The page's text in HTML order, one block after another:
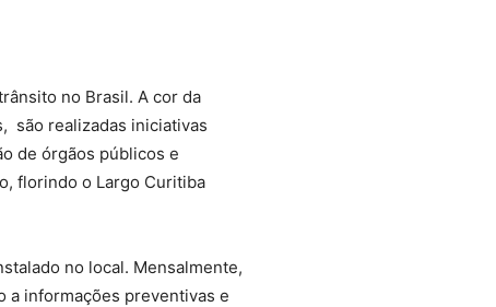
no Brasil. A cor da
são realizadas iniciativas
de órgãos públicos e
florindo o Largo Curitiba
no local. Mensalmente,
a informações preventivas e